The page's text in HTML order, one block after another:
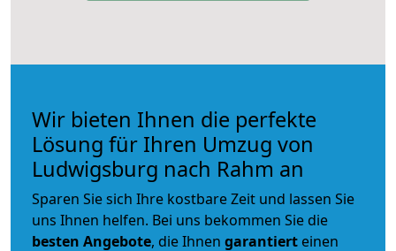
Wir bieten Ihnen die perfekte
Lösung für Ihren Umzug von
Ludwigsburg nach Rahm an
Sparen Sie sich Ihre kostbare Zeit und lassen Sie
uns Ihnen helfen. Bei uns bekommen Sie die
besten Angebote, die Ihnen garantiert einen